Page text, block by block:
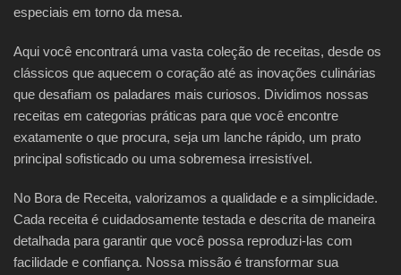
especiais em torno da mesa.
Aqui você encontrará uma vasta coleção de receitas, desde os
clássicos que aquecem o coração até as inovações culinárias
que desafiam os paladares mais curiosos. Dividimos nossas
receitas em categorias práticas para que você encontre
exatamente o que procura, seja um lanche rápido, um prato
principal sofisticado ou uma sobremesa irresistível.
No Bora de Receita, valorizamos a qualidade e a simplicidade.
Cada receita é cuidadosamente testada e descrita de maneira
detalhada para garantir que você possa reproduzi-las com
facilidade e confiança. Nossa missão é transformar sua